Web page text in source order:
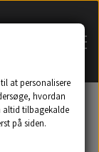
at personalisere
hvordan
altid tilbagekalde
på siden.